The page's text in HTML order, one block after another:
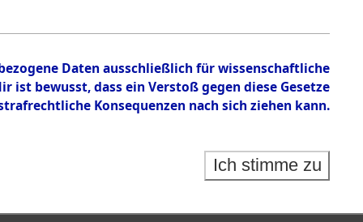
Daten ausschließlich für wissenschaftliche
bewusst, dass ein Verstoß gegen diese Gesetze
Konsequenzen nach sich ziehen kann.
Ich stimme zu